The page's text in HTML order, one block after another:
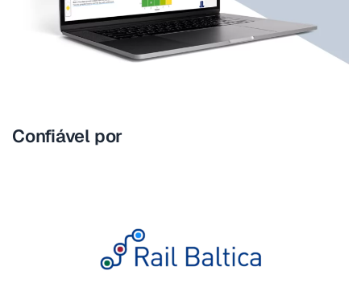
Confiável por